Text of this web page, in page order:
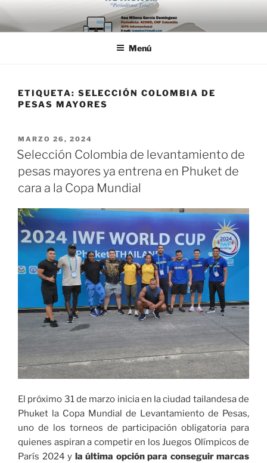
Saltar
al
contenido
Menú
ETIQUETA: SELECCIÓN COLOMBIA DE
PESAS MAYORES
PUBLICADO
EL
MARZO 26, 2024
Selección Colombia de levantamiento de
pesas mayores ya entrena en Phuket de
cara a la Copa Mundial
El próximo 31 de marzo inicia en la ciudad tailandesa de
Phuket la Copa Mundial de Levantamiento de Pesas,
uno de los torneos de participación obligatoria para
quienes aspiran a competir en los Juegos Olímpicos de
París 2024 y la última opción para conseguir marcas